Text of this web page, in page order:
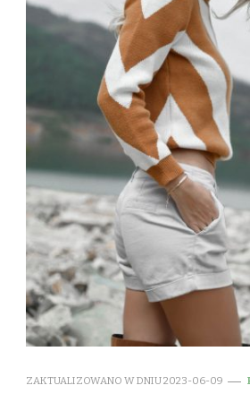
ZAKTUALIZOWANO W DNIU2023-06-09